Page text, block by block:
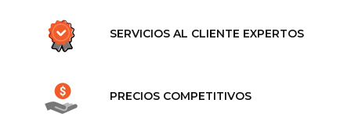
SERVICIOS AL CLIENTE EXPERTOS
PRECIOS COMPETITIVOS